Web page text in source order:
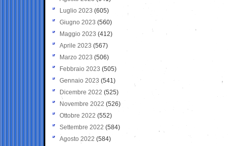
Luglio 2023 (605)
Giugno 2023 (560)
Maggio 2023 (412)
Aprile 2023 (567)
Marzo 2023 (506)
Febbraio 2023 (505)
Gennaio 2023 (541)
Dicembre 2022 (525)
Novembre 2022 (526)
Ottobre 2022 (552)
Settembre 2022 (584)
Agosto 2022 (584)